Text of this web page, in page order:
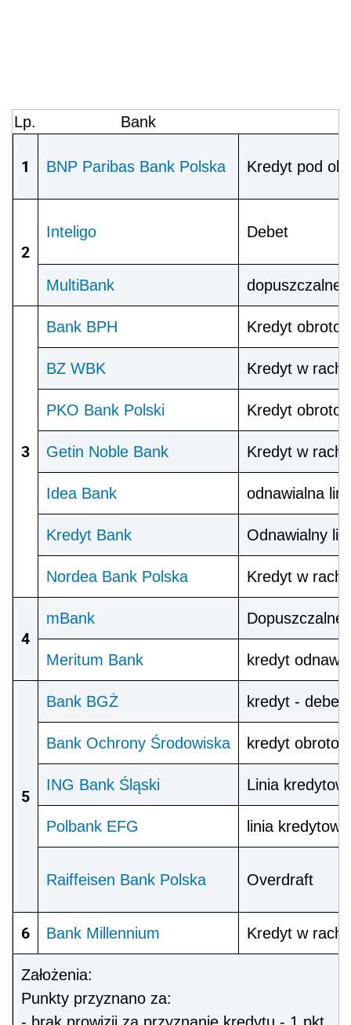
Lp. Bank
1 BNP Paribas Bank Polska Kredyt pod
2
Inteligo Debet
MultiBank dopuszczalne
3
Bank BPH Kredyt
BZ WBK Kredyt w
PKO Bank Polski Kredyt
Getin Noble Bank Kredyt w
Idea Bank odnawialna
Kredyt Bank Odnawialny
Nordea Bank Polska Kredyt w
4
mBank Dopuszczalne
Meritum Bank kredyt
5
Bank BGŻ kredyt - debet
Bank Ochrony Środowiska kredyt
ING Bank Śląski Linia
Polbank EFG linia kredytowa
Raiffeisen Bank Polska Overdraft
6 Bank Millennium Kredyt w
Założenia:
Punkty przyznano za: